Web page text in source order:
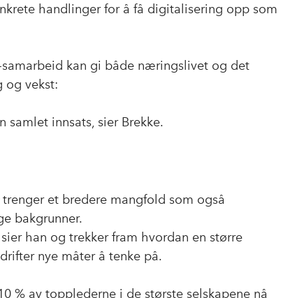
handlinger for å få digitalisering opp som
kan gi både næringslivet og det
og vekst:
samlet innsats, sier Brekke.
et bredere mangfold som også
bakgrunner.
han og trekker fram hvordan en større
nye måter å tenke på.
% av topplederne i de største selskapene nå